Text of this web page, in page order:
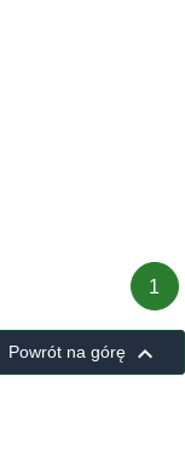
1
Powrót na górę 